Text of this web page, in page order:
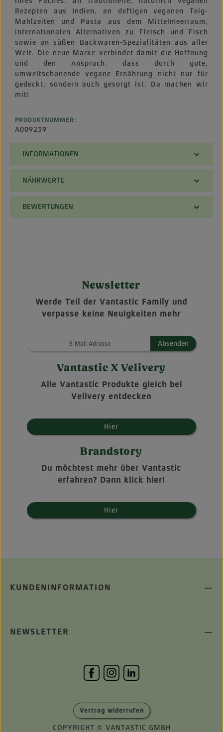
Rezepten aus Indien, an deftigen veganen Teig-
Mahlzeiten und Pasta aus dem Mittelmeerraum,
internationalen Alternativen zu Fleisch und Fisch
sowie an süßen Backwaren-Spezialitäten aus aller
Welt. Die neue Marke verbindet damit die Hoffnung
und den Anspruch, dass durch gute,
umweltschonende vegane Ernährung nicht nur für
gedeckt, sondern auch gesorgt ist. Da machen wir
mit!
PRODUKTNUMMER:
A009239
INFORMATIONEN
NÄHRWERTE
BEWERTUNGEN
Newsletter
Werde Teil der Vantastic Family und
verpasse keine Neuigkeiten mehr
Absenden
Vantastic X Velivery
Alle Vantastic Produkte gleich bei
Velivery entdecken
Hier
Brandstory
Du möchtest mehr über Vantastic
erfahren? Dann klick hier!
Hier
KUNDENINFORMATION
NEWSLETTER
Vertrag widerrufen
COPYRIGHT © VANTASTIC GMBH